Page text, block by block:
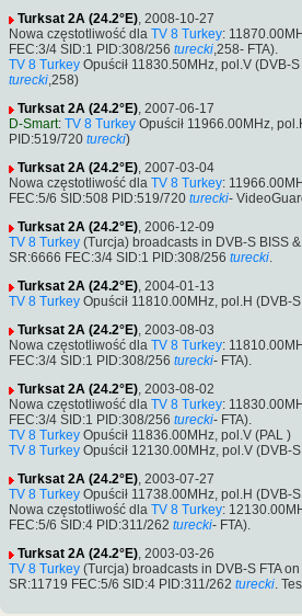
Turksat 2A (24.2°E), 2008-10-27
Nowa częstotliwość dla TV 8 Turkey:
FEC:3/4 SID:1 PID:308/256 turecki,258- FTA).
TV 8 Turkey Opuścił 11830.50MHz, pol.V (DVB-
turecki,258)
Turksat 2A (24.2°E), 2007-06-17
D-Smart: TV 8 Turkey Opuścił 11966.00MHz,
PID:519/720 turecki)
Turksat 2A (24.2°E), 2007-03-04
Nowa częstotliwość dla TV 8 Turkey:
FEC:5/6 SID:508 PID:519/720 turecki-
Turksat 2A (24.2°E), 2006-12-09
TV 8 Turkey (Turcja) broadcasts in DVB-S BISS
SR:6666 FEC:3/4 SID:1 PID:308/256 turecki.
Turksat 2A (24.2°E), 2004-01-13
TV 8 Turkey Opuścił 11810.00MHz, pol.H (DVB-
Turksat 2A (24.2°E), 2003-08-03
Nowa częstotliwość dla TV 8 Turkey:
FEC:3/4 SID:1 PID:308/256 turecki- FTA).
Turksat 2A (24.2°E), 2003-08-02
Nowa częstotliwość dla TV 8 Turkey:
FEC:3/4 SID:1 PID:308/256 turecki- FTA).
TV 8 Turkey Opuścił 11836.00MHz, pol.V (PAL )
TV 8 Turkey Opuścił 12130.00MHz, pol.V (DVB-
Turksat 2A (24.2°E), 2003-07-27
TV 8 Turkey Opuścił 11738.00MHz, pol.H (DVB-
Nowa częstotliwość dla TV 8 Turkey:
FEC:5/6 SID:4 PID:311/262 turecki- FTA).
Turksat 2A (24.2°E), 2003-03-26
TV 8 Turkey (Turcja) broadcasts in DVB-S FTA
SR:11719 FEC:5/6 SID:4 PID:311/262 turecki.